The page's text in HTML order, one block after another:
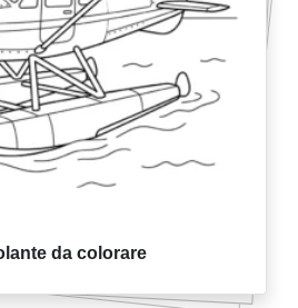
da colorare